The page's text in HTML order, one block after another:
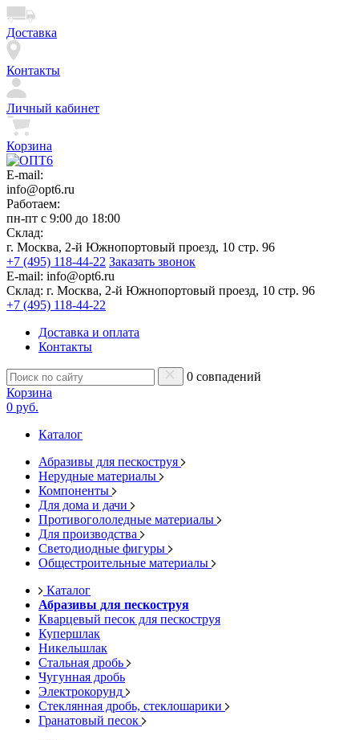
Доставка
Контакты
Личный кабинет
Корзина
E-mail:
info@opt6.ru
Работаем:
пн-пт с 9:00 до 18:00
Склад:
г. Москва, 2-й Южнопортовый проезд, 10 стр. 96
+7 (495) 118-44-22 Заказать звонок
E-mail: info@opt6.ru
Склад: г. Москва, 2-й Южнопортовый проезд, 10 стр. 96
+7 (495) 118-44-22
Доставка и оплата
Контакты
0 совпадений
Корзина
0 руб.
Каталог
Абразивы для пескоструя
Нерудные материалы
Компоненты
Для дома и дачи
Противогололедные материалы
Для производства
Светодиодные фигуры
Общестроительные материалы
Каталог
Абразивы для пескоструя
Кварцевый песок для пескоструя
Купершлак
Никельшлак
Стальная дробь
Чугунная дробь
Электрокорунд
Стеклянная дробь, стеклошарики
Гранатовый песок